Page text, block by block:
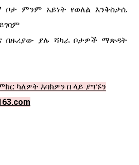
ምንም አይነት የወለል እንቅስቃሴ
በዙሪያው ያሉ ሻካራ ቦታዎች ማጽዳት
ካለዎት እባክዎን በ ላይ ያግኙን